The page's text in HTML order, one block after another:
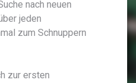
nach neuen
jeden
zum Schnuppern
zur ersten